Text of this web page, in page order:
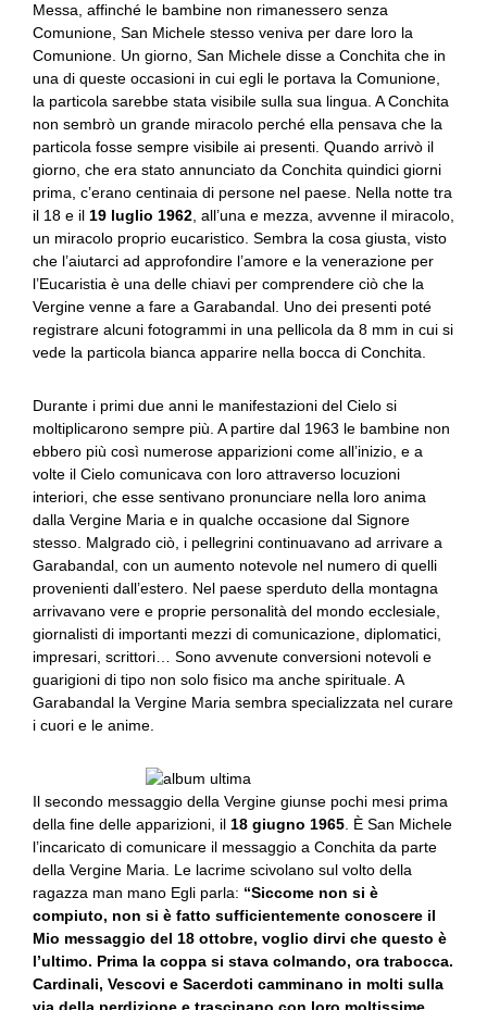
Messa, affinché le bambine non rimanessero senza
Comunione, San Michele stesso veniva per dare loro la
Comunione. Un giorno, San Michele disse a Conchita che in
una di queste occasioni in cui egli le portava la Comunione,
la particola sarebbe stata visibile sulla sua lingua. A Conchita
non sembrò un grande miracolo perché ella pensava che la
particola fosse sempre visibile ai presenti. Quando arrivò il
giorno, che era stato annunciato da Conchita quindici giorni
prima, c’erano centinaia di persone nel paese. Nella notte tra
il 18 e il 19 luglio 1962 , all’una e mezza, avvenne il miracolo,
un miracolo proprio eucaristico. Sembra la cosa giusta, visto
che l’aiutarci ad approfondire l’amore e la venerazione per
l’Eucaristia è una delle chiavi per comprendere ciò che la
Vergine venne a fare a Garabandal. Uno dei presenti poté
registrare alcuni fotogrammi in una pellicola da 8 mm in cui si
vede la particola bianca apparire nella bocca di Conchita.
Durante i primi due anni le manifestazioni del Cielo si
moltiplicarono sempre più. A partire dal 1963 le bambine non
ebbero più così numerose apparizioni come all’inizio, e a
volte il Cielo comunicava con loro attraverso locuzioni
interiori, che esse sentivano pronunciare nella loro anima
dalla Vergine Maria e in qualche occasione dal Signore
stesso. Malgrado ciò, i pellegrini continuavano ad arrivare a
Garabandal, con un aumento notevole nel numero di quelli
provenienti dall’estero. Nel paese sperduto della montagna
arrivavano vere e proprie personalità del mondo ecclesiale,
giornalisti di importanti mezzi di comunicazione, diplomatici,
impresari, scrittori… Sono avvenute conversioni notevoli e
guarigioni di tipo non solo fisico ma anche spirituale. A
Garabandal la Vergine Maria sembra specializzata nel curare
i cuori e le anime.
Il secondo messaggio della Vergine giunse pochi mesi prima
della fine delle apparizioni, il 18 giugno 1965 . È San Michele
l’incaricato di comunicare il messaggio a Conchita da parte
della Vergine Maria. Le lacrime scivolano sul volto della
ragazza man mano Egli parla: “Siccome non si è
compiuto, non si è fatto sufficientemente conoscere il
Mio messaggio del 18 ottobre, voglio dirvi che questo è
l’ultimo. Prima la coppa si stava colmando, ora trabocca.
Cardinali, Vescovi e Sacerdoti camminano in molti sulla